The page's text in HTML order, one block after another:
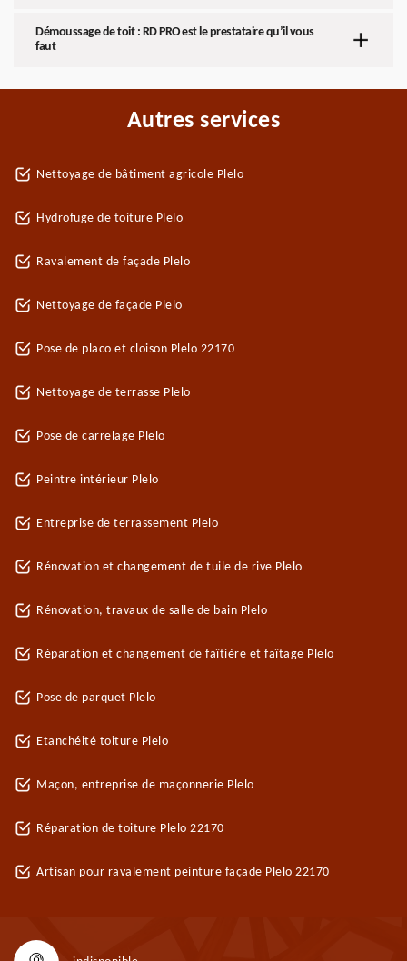
Démoussage de toit : RD PRO est le prestataire qu’il vous
faut
Autres services
Nettoyage de bâtiment agricole Plelo
Hydrofuge de toiture Plelo
Ravalement de façade Plelo
Nettoyage de façade Plelo
Pose de placo et cloison Plelo 22170
Nettoyage de terrasse Plelo
Pose de carrelage Plelo
Peintre intérieur Plelo
Entreprise de terrassement Plelo
Rénovation et changement de tuile de rive Plelo
Rénovation, travaux de salle de bain Plelo
Réparation et changement de faîtière et faîtage Plelo
Pose de parquet Plelo
Etanchéité toiture Plelo
Maçon, entreprise de maçonnerie Plelo
Réparation de toiture Plelo 22170
Artisan pour ravalement peinture façade Plelo 22170